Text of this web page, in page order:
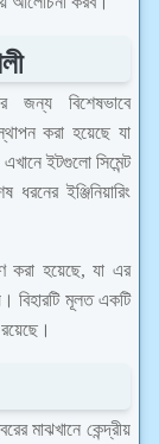
জন্য বিশেষভাবে
করা হয়েছে যা
ইটগুলো সিমেন্ট
ইঞ্জিনিয়ারিং
করা হয়েছে, যা এর
বিহারটি মূলত একটি
মাঝখানে কেন্দ্রীয়